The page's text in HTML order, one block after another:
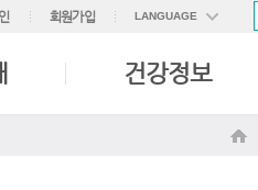
회원가입 LANGUAGE
中國語
건강정보